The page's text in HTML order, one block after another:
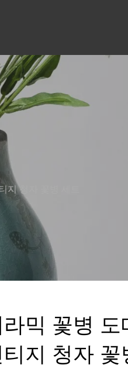
지 청자 꽃병 세트
믹 꽃병
지 청자 꽃